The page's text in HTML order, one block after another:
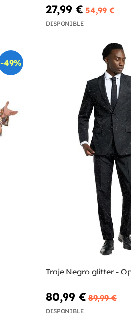
27,99 € 54,99 €
DISPONIBLE
-49%
Traje Negro glitter -
80,99 € 89,99 €
DISPONIBLE